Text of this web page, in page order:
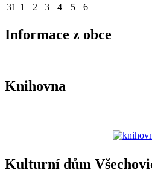
31 1 2 3 4 5 6
Informace z obce
Knihovna
Kulturní dům